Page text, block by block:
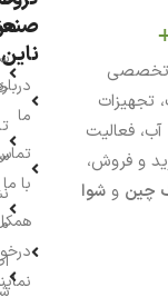
فروش تخصصی
تجهیزات
فعالیت
و فروش،
چین و شوا
ناین
ما
با ما